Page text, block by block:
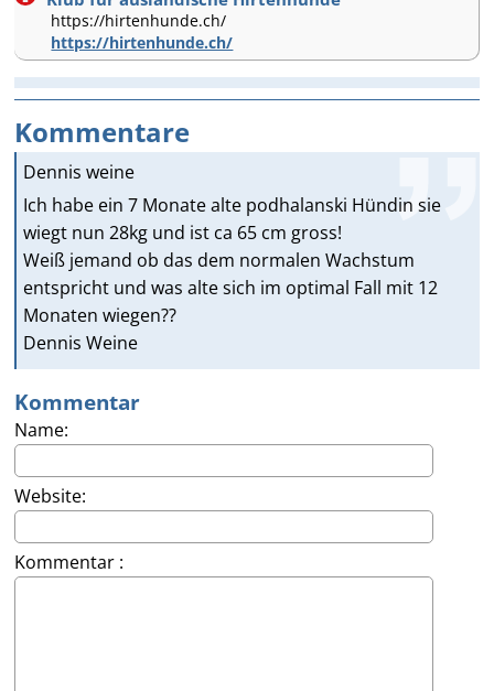
https://hirtenhunde.ch/
https://hirtenhunde.ch/
Kommentare
Dennis weine
Ich habe ein 7 Monate alte podhalanski Hündin sie
wiegt nun 28kg und ist ca 65 cm gross!
Weiß jemand ob das dem normalen Wachstum
entspricht und was alte sich im optimal Fall mit 12
Monaten wiegen??
Dennis Weine
Kommentar
Name:
Website:
Kommentar :